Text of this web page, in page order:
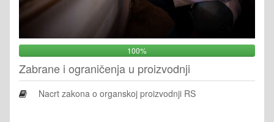
100%
Zabrane i ograničenja u proizvodnji
Nacrt zakona o organskoj proizvodnji RS